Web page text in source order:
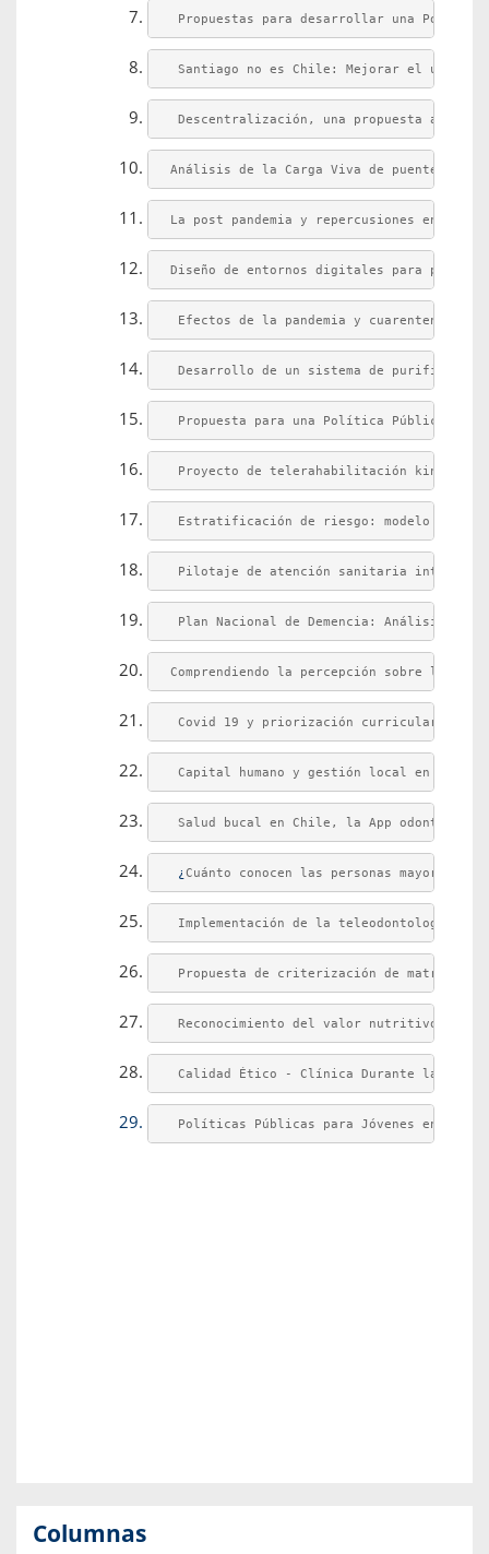
Propuestas para desarrollar una
Santiago no es Chile: Mejorar el uso del
Descentralización, una propuesta al
Análisis de la Carga Viva de puentes
La post pandemia y repercusiones en el
Diseño de entornos digitales para
Efectos de la pandemia y cuarentenas
Desarrollo de un sistema de purificación
Propuesta para una Política Pública
Proyecto de telerahabilitación kinésico y
Estratificación de riesgo: modelo con
Pilotaje de atención sanitaria integral a
Plan Nacional de Demencia: Análisis de
Comprendiendo la percepción sobre la
Covid 19 y priorización curricular: Un
Capital humano y gestión local en la
Salud bucal en Chile, la App
¿ Cuánto conocen las personas mayores
Implementación de la teleodontología a
Propuesta de criterización de matriz de
Reconocimiento del valor nutritivo,
Calidad Ético - Clínica Durante la
Políticas Públicas para Jóvenes en
Columnas